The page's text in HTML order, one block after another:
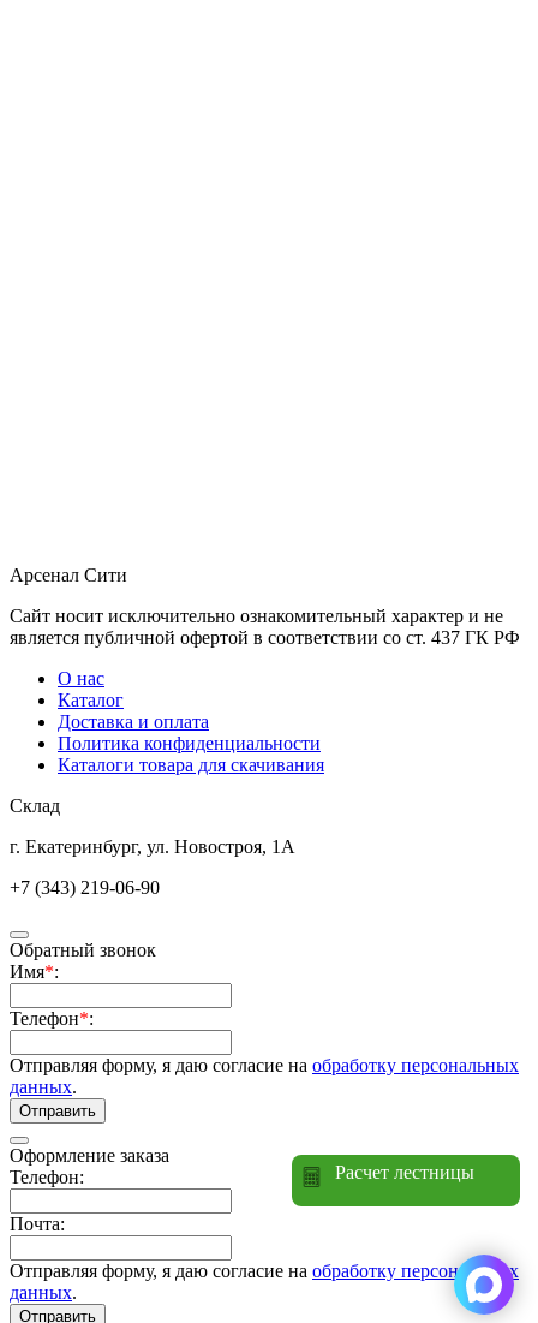
Арсенал Сити
Сайт носит исключительно ознакомительный характер и не
является публичной офертой в соответствии со ст. 437 ГК РФ
О нас
Каталог
Доставка и оплата
Политика конфиденциальности
Каталоги товара для скачивания
Склад
г. Екатеринбург, ул. Новостроя, 1А
+7 (343) 219-06-90
Расчет лестницы
Обратный звонок
Имя*:
Телефон*:
Отправляя форму, я даю согласие на обработку персональных
данных.
Отправить
Оформление заказа
Телефон:
Почта:
Отправляя форму, я даю согласие на обработку персональных
данных.
Отправить